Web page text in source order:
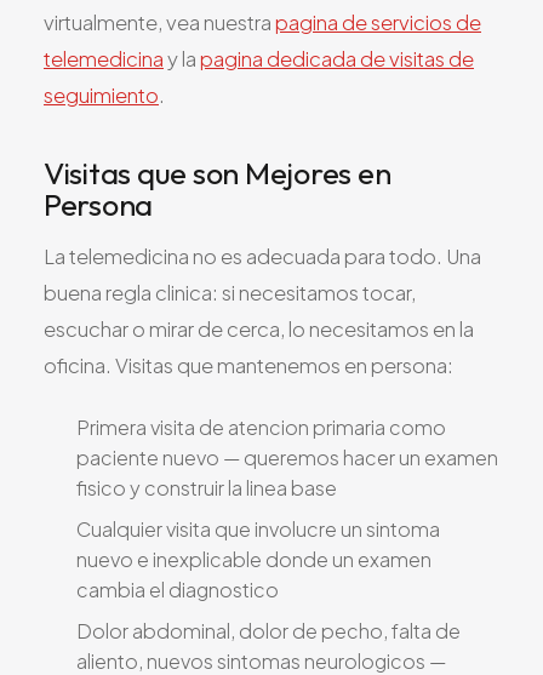
virtualmente, vea nuestrapagina de servicios de
telemedicinay lapagina dedicada de visitas de
seguimiento.
Visitas que son Mejores en
Persona
La telemedicina no es adecuada para todo. Una
buena regla clinica: si necesitamos tocar,
escuchar o mirar de cerca, lo necesitamos en la
oficina. Visitas que mantenemos en persona:
Primera visita de atencion primaria como
paciente nuevo — queremos hacer un examen
fisico y construir la linea base
Cualquier visita que involucre un sintoma
nuevo e inexplicable donde un examen
cambia el diagnostico
Dolor abdominal, dolor de pecho, falta de
aliento, nuevos sintomas neurologicos —